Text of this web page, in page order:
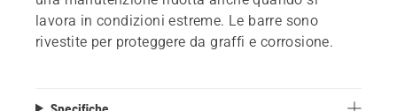
lavora in condizioni estreme. Le barre sono
rivestite per proteggere da graffi e corrosione.